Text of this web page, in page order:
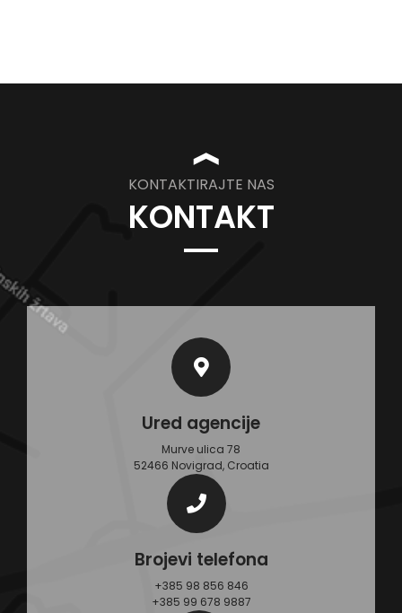
❱
KONTAKTIRAJTE NAS
KONTAKT
Ured agencije
Murve ulica 78
52466 Novigrad, Croatia
Brojevi telefona
+385 98 856 846
+385 99 678 9887